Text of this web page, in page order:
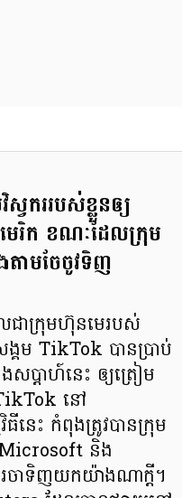
កររបស់ខ្លួនឲ្យ
រិក ខណៈដែលក្រុម
ាមចែចូវទិញ
ាក្រុមហ៊ុនមេរបស់
គម TikTok បានប្រាប់
សប្ដាហ៍នេះ ឲ្យត្រៀម
TikTok នៅ
ធីនេះ កំពុងត្រូវបានក្រុម
និង
ចាទិញយកយ៉ាងណាក្ដី។